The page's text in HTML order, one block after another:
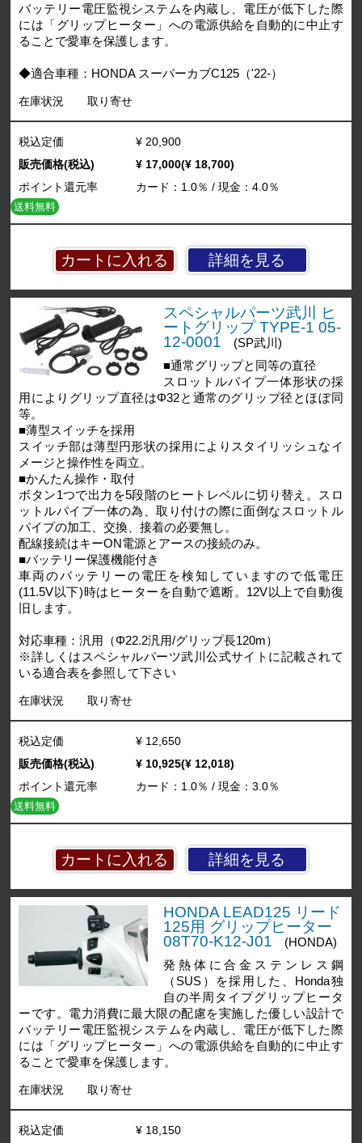
バッテリー電圧監視システムを内蔵し、電圧が低下した際
には「グリップヒーター」への電源供給を自動的に中止す
ることで愛車を保護します。
◆適合車種：HONDA スーパーカブC125（'22-）
在庫状況 取り寄せ
詳細を見る
税込定価
¥ 20,900
販売価格(税込)
¥ 17,000(¥ 18,700)
ポイント還元率
カード：1.0％ / 現金：4.0％
送料無料
スペシャルパーツ武川 ヒ
ートグリップ TYPE-1 05-
12-0001
(SP武川)
■通常グリップと同等の直径
スロットルパイプ一体形状の採
用によりグリップ直径はΦ32と通常のグリップ径とほぼ同
等。
■薄型スイッチを採用
スイッチ部は薄型円形状の採用によりスタイリッシュなイ
メージと操作性を両立。
■かんたん操作・取付
ボタン1つで出力を5段階のヒートレベルに切り替え。スロ
ットルパイプ一体の為、取り付けの際に面倒なスロットル
パイプの加工、交換、接着の必要無し。
配線接続はキーON電源とアースの接続のみ。
■バッテリー保護機能付き
車両のバッテリーの電圧を検知していますので低電圧
(11.5V以下)時はヒーターを自動で遮断。12V以上で自動復
旧します。
対応車種：汎用（Φ22.2汎用/グリップ長120m）
※詳しくはスペシャルパーツ武川公式サイトに記載されて
いる適合表を参照して下さい
在庫状況 取り寄せ
詳細を見る
税込定価
¥ 12,650
販売価格(税込)
¥ 10,925(¥ 12,018)
ポイント還元率
カード：1.0％ / 現金：3.0％
送料無料
HONDA LEAD125 リード
125用 グリップヒーター
08T70-K12-J01
(HONDA)
発熱体に合金ステンレス鋼
（SUS）を採用した、Honda独
自の半周タイプグリップヒータ
ーです。電力消費に最大限の配慮を実施した優しい設計で
バッテリー電圧監視システムを内蔵し、電圧が低下した際
には「グリップヒーター」への電源供給を自動的に中止す
ることで愛車を保護します。
在庫状況 取り寄せ
税込定価
¥ 18,150